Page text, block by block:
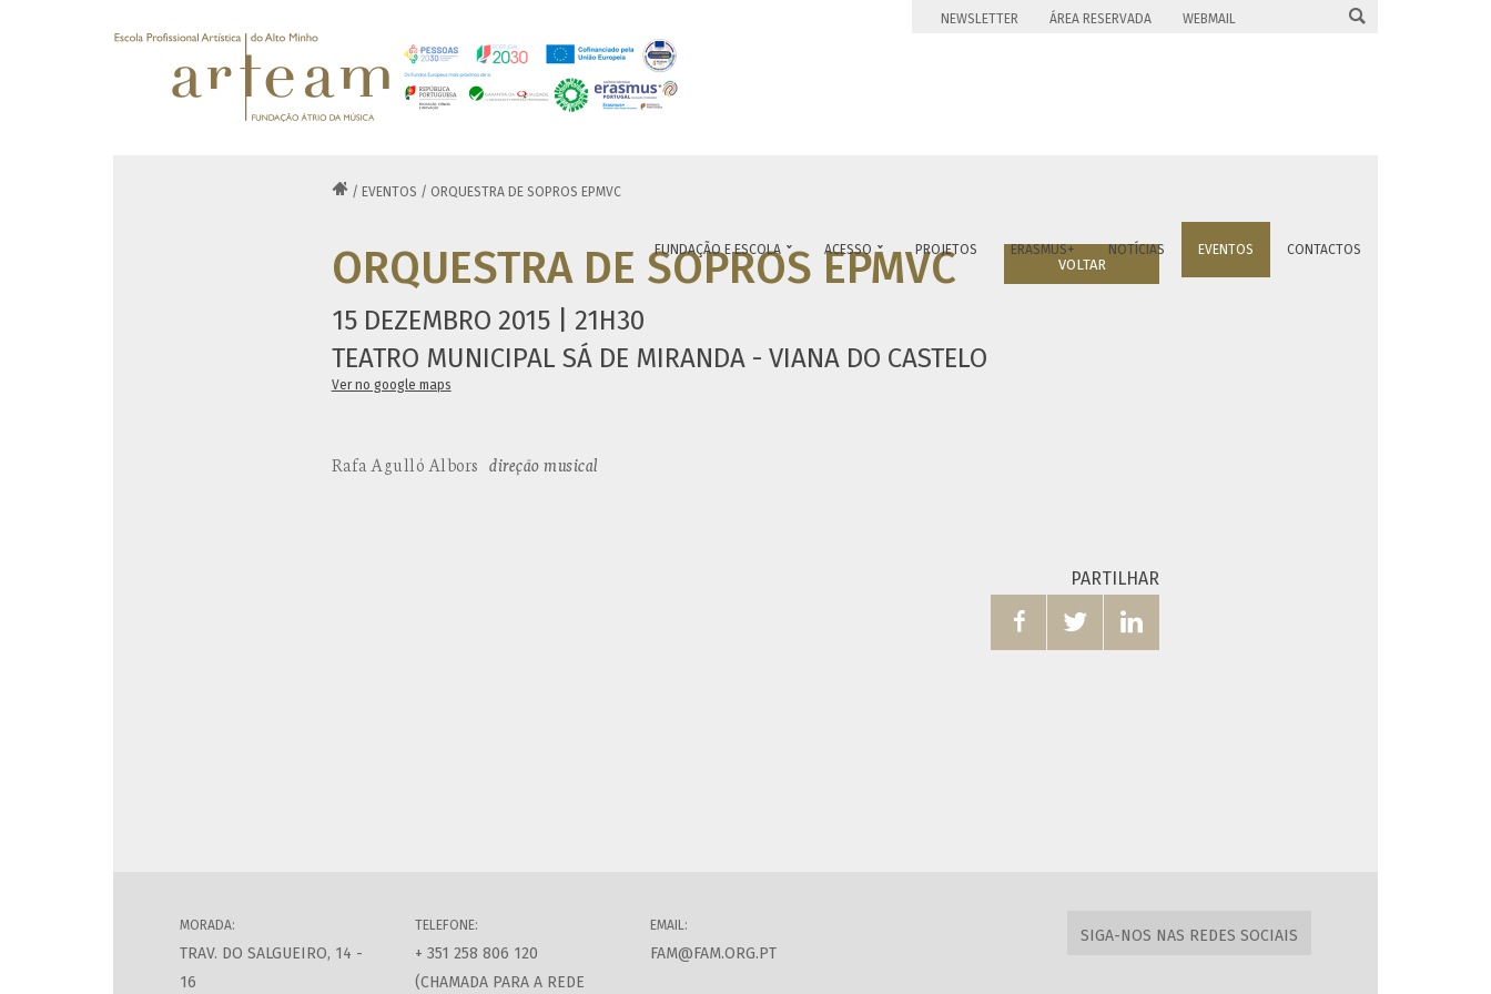
NEWSLETTER ÁREA RESERVADA WEBMAIL 
FUNDAÇÃO E ESCOLA  ACESSO  PROJETOS ERASMUS+ NOTÍCIAS EVENTOS CONTACTOS
 / EVENTOS / ORQUESTRA DE SOPROS EPMVC
VOLTAR
ORQUESTRA DE SOPROS EPMVC
15 DEZEMBRO 2015 | 21H30
TEATRO MUNICIPAL SÁ DE MIRANDA - VIANA DO CASTELO
Ver no google maps
Rafa Agulló Albors direção musical
PARTILHAR
  
MORADA:
TRAV. DO SALGUEIRO, 14 -
16
TELEFONE:
+ 351 258 806 120
(CHAMADA PARA A REDE
EMAIL:
FAM@FAM.ORG.PT
SIGA-NOS NAS REDES SOCIAIS